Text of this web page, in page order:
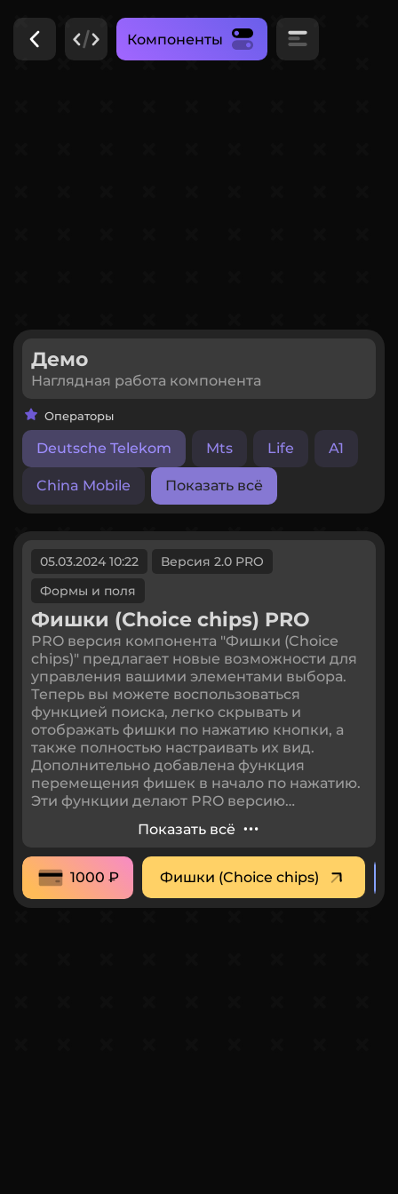
Компоненты
Демо
Наглядная работа компонента
Deutsche Telekom
Операторы
Mts Life A1
China Mobile Показать всё
05.03.2024 10:22
Версия 2.0 PRO
Формы и поля
Фишки (Choice chips) PRO
PRO версия компонента "Фишки (Choice
chips)" предлагает новые возможности для
управления вашими элементами выбора.
Теперь вы можете воспользоваться
функцией поиска, легко скрывать и
отображать фишки по нажатию кнопки, а
также полностью настраивать их вид.
Дополнительно добавлена функция
перемещения фишек в начало по нажатию.
Эти функции делают PRO версию
более широкие возможности настройки и
удобства в работе с формами.
Показать всё
1000 ₽ Фишки (Choice chips)